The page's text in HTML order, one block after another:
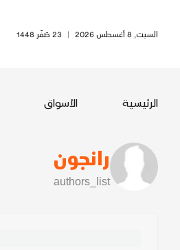
السبت, 8 أغسطس 2026 | 23 صَفَر 1448
الرئيسية الأسواق
رانجون
authors_list